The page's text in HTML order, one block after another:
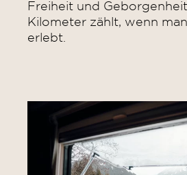
Freiheit und
Kilometer zählt, wenn
erlebt.